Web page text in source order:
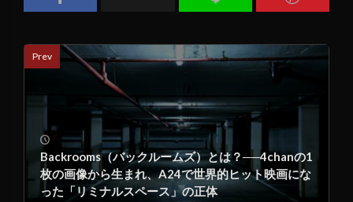
Prev
Backrooms（バックルームズ）とは？──4chanの1
枚の画像から生まれ、A24で世界的ヒット映画にな
った「リミナルスペース」の正体